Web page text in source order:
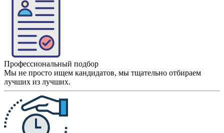
Профессиональный подбор
Мы не просто ищем кандидатов, мы тщательно отбираем
лучших из лучших.